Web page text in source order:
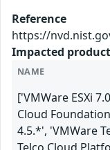
Reference
https://
Impacted
NAME
['VMWare ESXi
Cloud
4.5.*', 'VMWare